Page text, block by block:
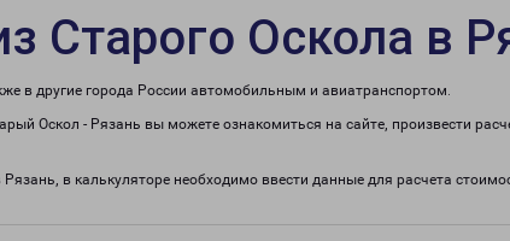
Старого Оскола в
в другие города России автомобильным и авиатранспортом.
Оскол - Рязань вы можете ознакомиться на сайте, произвести
в калькуляторе необходимо ввести данные для расчета